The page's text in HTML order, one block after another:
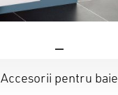
Accesorii pentru baie